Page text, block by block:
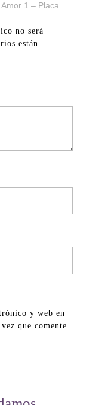
1 – Placa
no será
están
y web en
que comente.